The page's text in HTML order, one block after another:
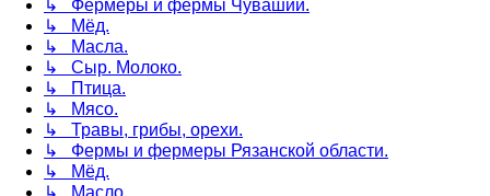
↳ Фермеры и фермы Чувашии.
↳ Мёд.
↳ Масла.
↳ Сыр. Молоко.
↳ Птица.
↳ Мясо.
↳ Травы, грибы, орехи.
↳ Фермы и фермеры Рязанской области.
↳ Мёд.